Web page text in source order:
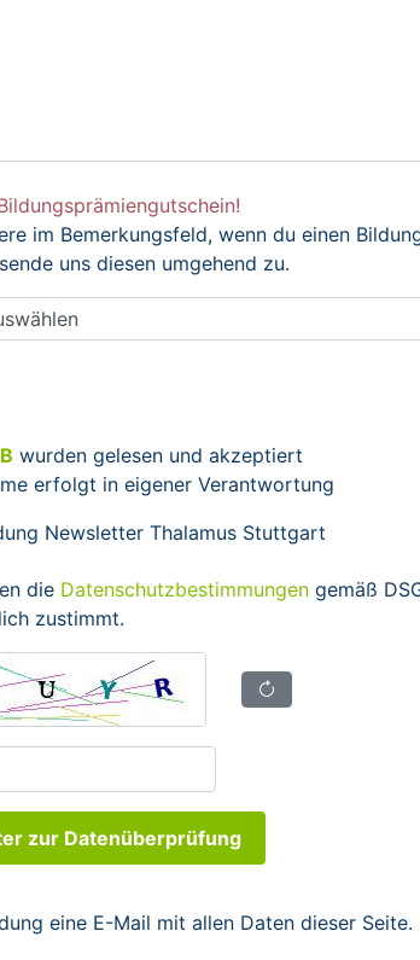
im Bemerkungsfeld, wenn du einen
uns diesen umgehend zu.
wurden gelesen und akzeptiert
erfolgt in eigener Verantwortung
Newsletter Thalamus Stuttgart
die Datenschutzbestimmungen gemäß
zustimmt.
zur Datenüberprüfung
eine E-Mail mit allen Daten dieser Seite.